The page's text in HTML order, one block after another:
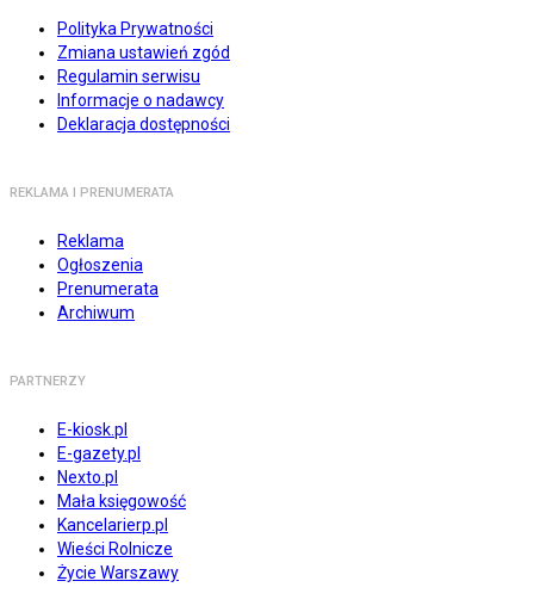
Polityka Prywatności
Zmiana ustawień zgód
Regulamin serwisu
Informacje o nadawcy
Deklaracja dostępności
REKLAMA I PRENUMERATA
Reklama
Ogłoszenia
Prenumerata
Archiwum
PARTNERZY
E-kiosk.pl
E-gazety.pl
Nexto.pl
Mała księgowość
Kancelarierp.pl
Wieści Rolnicze
Życie Warszawy